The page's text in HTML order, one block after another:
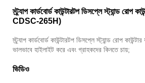
স্ট্র্যাপ কার্ডবোর্ড কাউন্টারটপ ডিসপ্লে স্ট্যান্ড রোপ
CDSC-265H)
স্ট্র্যাপ কার্ডবোর্ড কাউন্টারটপ ডিসপ্লে স্ট্যান্ড রোপ
ভালভাবে হাইলাইট করে এবং গ্রাহকদের কিনতে চায়;
ভিডিও